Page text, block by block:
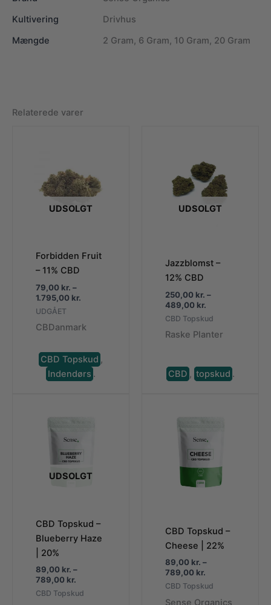
Kultivering
Drivhus
Mængde
2 Gram, 6 Gram, 10 Gram, 20 Gram
Relaterede varer
UDSOLGT
Forbidden Fruit
– 11% CBD
79,00 kr. –
1.795,00 kr.
1.795,00 kr.
UDGÅET
CBDanmark
CBD Topskud ,
Indendørs .
UDSOLGT
Jazzblomst –
12% CBD
250,00 kr. –
489,00 kr.
250,00 kr.
489,00 kr.
CBD Topskud
Raske Planter
CBD , topskud .
UDSOLGT
CBD Topskud –
Blueberry Haze
| 20%
89,00 kr. –
789,00 kr.
89,00 kr.
CBD Topskud
CBD Topskud –
Cheese | 22%
89,00 kr. –
789,00 kr.
89,00 kr.
789,00 kr.
CBD Topskud
Sense Organics